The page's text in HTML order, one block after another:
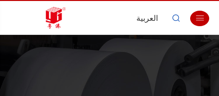
العربية  